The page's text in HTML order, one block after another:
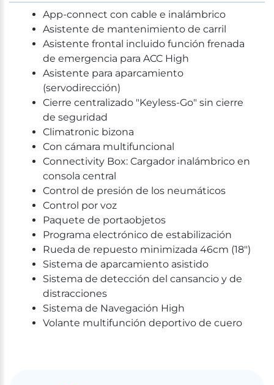
App-connect con cable e inalámbrico
Asistente de mantenimiento de carril
Asistente frontal incluido función frenada
de emergencia para ACC High
Asistente para aparcamiento
(servodirección)
Cierre centralizado "Keyless-Go" sin cierre
de seguridad
Climatronic bizona
Con cámara multifuncional
Connectivity Box: Cargador inalámbrico en
consola central
Control de presión de los neumáticos
Control por voz
Paquete de portaobjetos
Programa electrónico de estabilización
Rueda de repuesto minimizada 46cm (18")
Sistema de aparcamiento asistido
Sistema de detección del cansancio y de
distracciones
Sistema de Navegación High
Volante multifunción deportivo de cuero